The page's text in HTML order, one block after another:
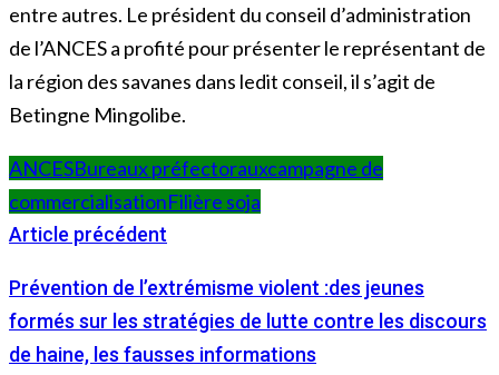
entre autres. Le président du conseil d’administration
de l’ANCES a profité pour présenter le représentant de
la région des savanes dans ledit conseil, il s’agit de
Betingne Mingolibe.
ANCESBureaux préfectorauxcampagne de
commercialisationFilière soja
Article précédent
Prévention de l’extrémisme violent :des jeunes
formés sur les stratégies de lutte contre les discours
de haine, les fausses informations